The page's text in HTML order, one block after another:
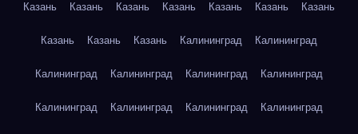
Казань Казань Казань Казань Казань Казань Казань
Казань Казань Казань Калининград Калининград
Калининград Калининград Калининград Калининград
Калининград Калининград Калининград Калининград